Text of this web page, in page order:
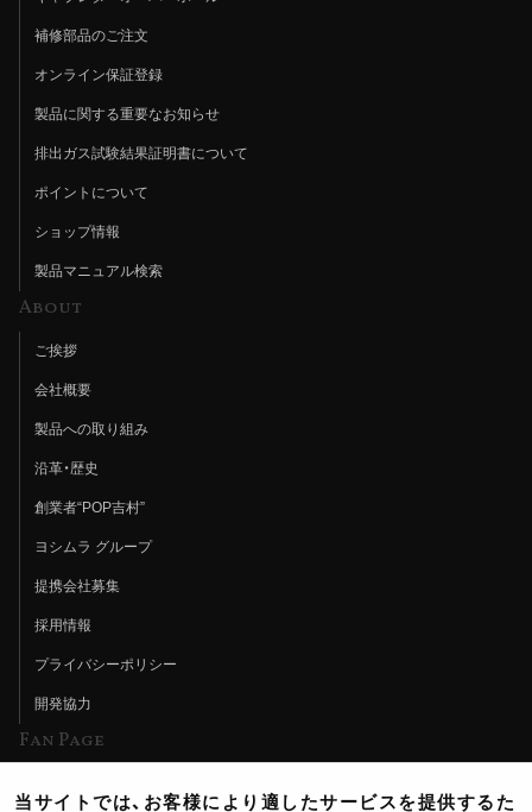
補修部品のご注文
オンライン保証登録
製品に関する重要なお知らせ
排出ガス試験結果証明書について
ポイントについて
ショップ情報
製品マニュアル検索
About
ご挨拶
会社概要
製品への取り組み
沿革・歴史
創業者“POP吉村”
ヨシムラ グループ
提携会社募集
採用情報
プライバシーポリシー
開発協力
Fan Page
当サイトでは、お客様により適したサービスを提供するた